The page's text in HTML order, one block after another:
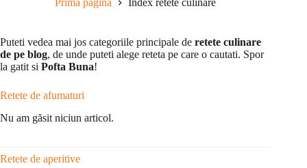
Prima pagină Index retete culinare
Puteti vedea mai jos categoriile principale de retete culinare
de pe blog, de unde puteti alege reteta pe care o cautati. Spor
la gatit si Pofta Buna!
Retete de afumaturi
Nu am găsit niciun articol.
Retete de aperitive